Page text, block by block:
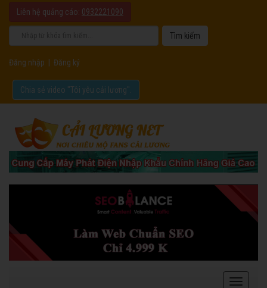
Liên hệ quảng cáo: 0932221090
Đăng nhập Đăng ký
Chia sẻ video "Tôi yêu cải lương".